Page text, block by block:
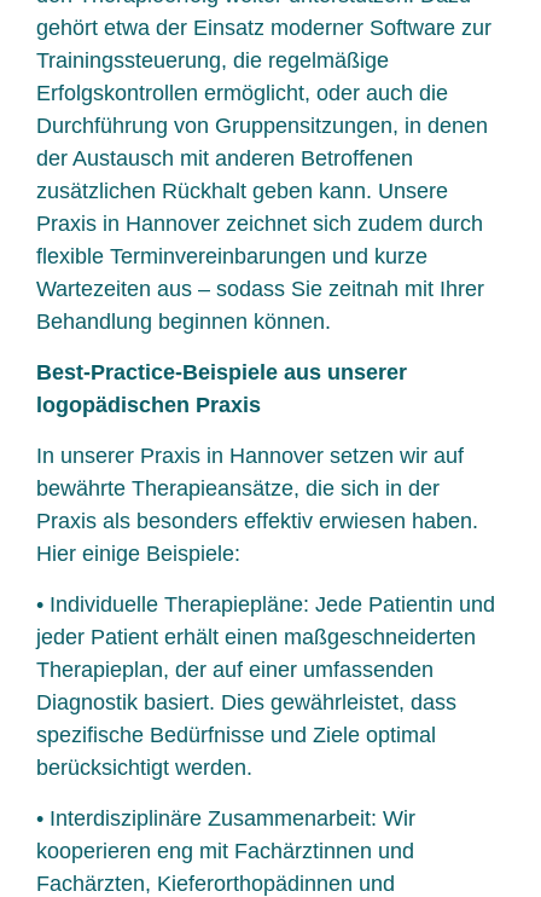
gehört etwa der Einsatz moderner Software zur
Trainingssteuerung, die regelmäßige
Erfolgskontrollen ermöglicht, oder auch die
Durchführung von Gruppensitzungen, in denen
der Austausch mit anderen Betroffenen
zusätzlichen Rückhalt geben kann. Unsere
Praxis in Hannover zeichnet sich zudem durch
flexible Terminvereinbarungen und kurze
Wartezeiten aus – sodass Sie zeitnah mit Ihrer
Behandlung beginnen können.
Best-Practice-Beispiele aus unserer
logopädischen Praxis
In unserer Praxis in Hannover setzen wir auf
bewährte Therapieansätze, die sich in der
Praxis als besonders effektiv erwiesen haben.
Hier einige Beispiele:
• Individuelle Therapiepläne: Jede Patientin und
jeder Patient erhält einen maßgeschneiderten
Therapieplan, der auf einer umfassenden
Diagnostik basiert. Dies gewährleistet, dass
spezifische Bedürfnisse und Ziele optimal
berücksichtigt werden.
• Interdisziplinäre Zusammenarbeit: Wir
kooperieren eng mit Fachärztinnen und
Fachärzten, Kieferorthopädinnen und